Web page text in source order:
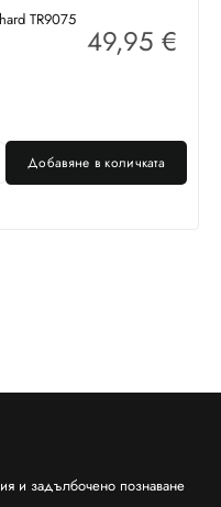
TR9075
49,95 €
Добавяне в количката
и задълбочено познаване